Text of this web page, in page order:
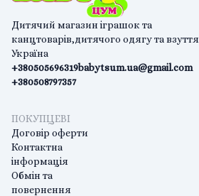
Дитячий магазин іграшок та
канцтоварів,дитячого одягу та взуття
Україна
+380505696319
+380508797357
babytsum.ua@gmail.com
ПОКУПЦЕВІ
Договір оферти
Контактна
інформація
Обмін та
повернення